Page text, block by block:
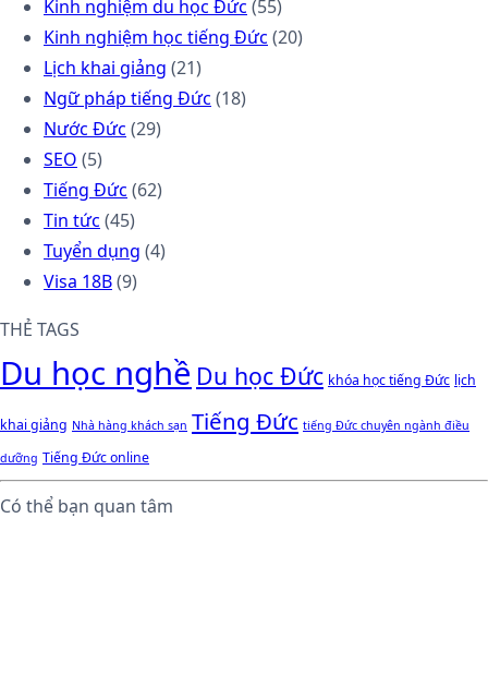
Kinh nghiệm du học Đức (55)
Kinh nghiệm học tiếng Đức (20)
Lịch khai giảng (21)
Ngữ pháp tiếng Đức (18)
Nước Đức (29)
SEO (5)
Tiếng Đức (62)
Tin tức (45)
Tuyển dụng (4)
Visa 18B(9)
THẺ TAGS
Du học nghề Du học Đức khóa học tiếng Đức lịch
khai giảng Nhà hàng khách sạn Tiếng Đức tiếng Đức chuyên ngành điều
dưỡng Tiếng Đức online
Có thể bạn quan tâm